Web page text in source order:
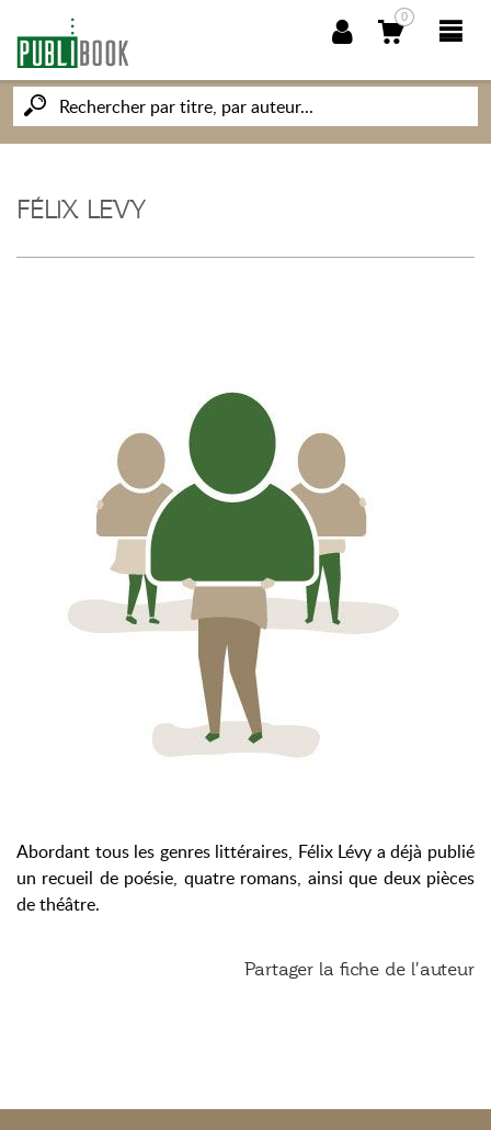
0
NOUVEAUTÉS
SOCIÉTÉ DES ÉCRIVAINS
FÉLIX LEVY
Abordant tous les genres littéraires, Félix Lévy a déjà publié
un recueil de poésie, quatre romans, ainsi que deux pièces
de théâtre.
Partager la fiche de l'auteur